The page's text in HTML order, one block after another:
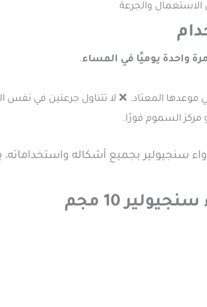
.
موعدها المعتاد. ❌ لا تتناول جرعتين في نفس
مركز السموم فورًا.
سنجيولير بجميع أشكاله واستخداماته،
10 مجم